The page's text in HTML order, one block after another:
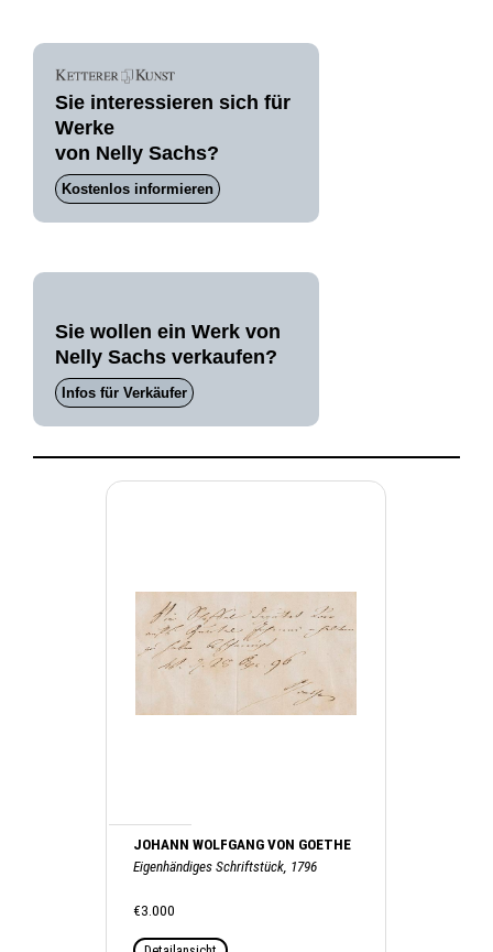
Sie interessieren sich für
Werke
von Nelly Sachs?
Kostenlos informieren
Sie wollen ein Werk von
Nelly Sachs verkaufen?
Infos für Verkäufer
JOHANN WOLFGANG VON GOETHE
Eigenhändiges Schriftstück, 1796
€3.000